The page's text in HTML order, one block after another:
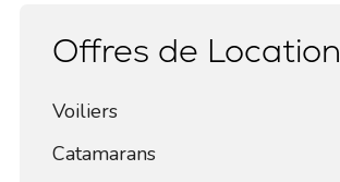
Offres de Location
Voiliers
Catamarans